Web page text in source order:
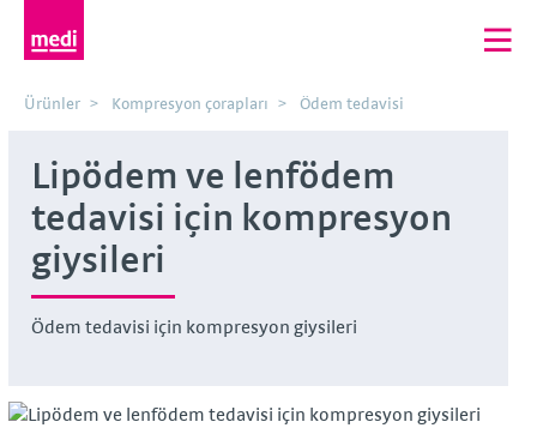
Ürünler Kompresyon çorapları Ödem tedavisi
Lipödem ve lenfödem
tedavisi için kompresyon
giysileri
Ödem tedavisi için kompresyon giysileri